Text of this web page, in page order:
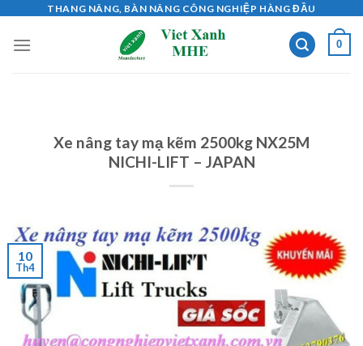
content
THANG NÂNG, BÀN NÂNG CÔNG NGHIỆP HÀNG ĐẦU
0
Xe nâng tay mạ kẽm 2500kg NX25M
NICHI-LIFT – JAPAN
10
Th4